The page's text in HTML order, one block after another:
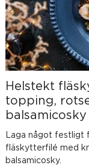
Helstekt
topping,
balsamicosky
Laga något festligt
fläskytterfilé med
balsamicosky.